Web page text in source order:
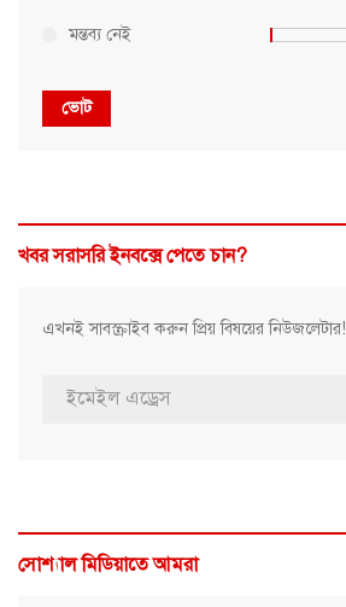
মন্তব্য নেই
ভোট
খবর সরাসরি ইনবক্সে পেতে চান?
এখনই সাবস্ক্রাইব করুন প্রিয় বিষয়ের নিউজলেটার!
সোশ্যাল মিডিয়াতে আমরা